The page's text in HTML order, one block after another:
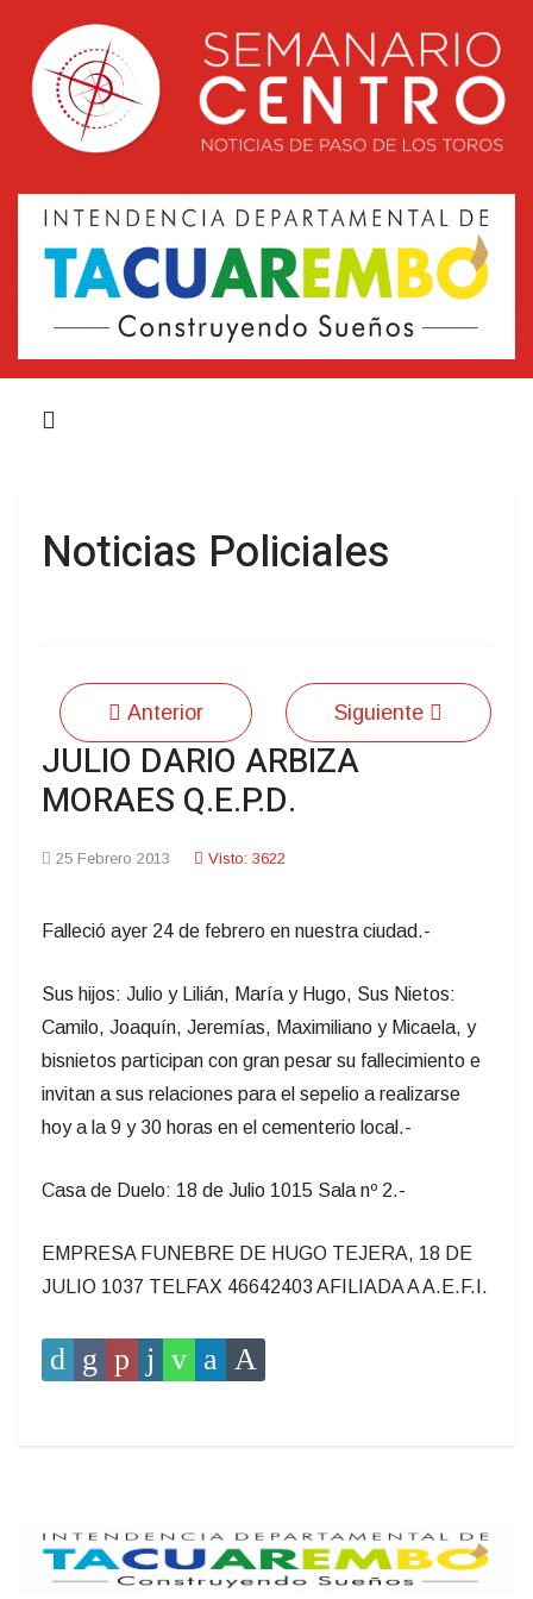
Noticias Policiales
Anterior Siguiente
JULIO DARIO ARBIZA
MORAES Q.E.P.D.
25 Febrero 2013 Visto: 3622
Falleció ayer 24 de febrero en nuestra ciudad.-
Sus hijos: Julio y Lilián, María y Hugo, Sus Nietos:
Camilo, Joaquín, Jeremías, Maximiliano y Micaela, y
bisnietos participan con gran pesar su fallecimiento e
invitan a sus relaciones para el sepelio a realizarse
hoy a la 9 y 30 horas en el cementerio local.-
Casa de Duelo: 18 de Julio 1015 Sala nº 2.-
EMPRESA FUNEBRE DE HUGO TEJERA, 18 DE
JULIO 1037 TELFAX 46642403 AFILIADA A A.E.F.I.